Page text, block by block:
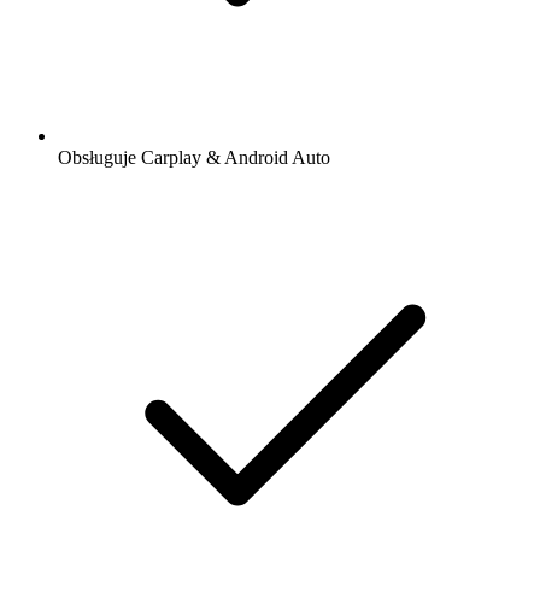
Obsługuje Carplay & Android Auto